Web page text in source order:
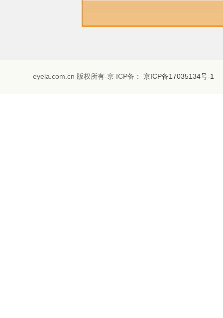
eyela.com.cn 版权所有-京 ICP备： 京ICP备17035134号-1